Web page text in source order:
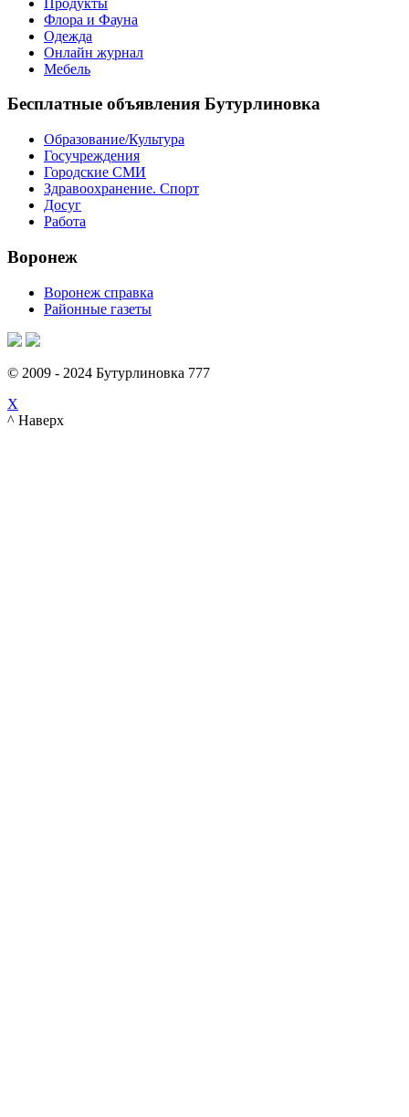
Флора и Фауна
Одежда
Онлайн журнал
Мебель
Бесплатные объявления Бутурлиновка
Образование/Культура
Госучреждения
Городские СМИ
Здравоохранение. Спорт
Досуг
Работа
Воронеж
Воронеж справка
Районные газеты
© 2009 - 2024 Бутурлиновка 777
X
^ Наверх